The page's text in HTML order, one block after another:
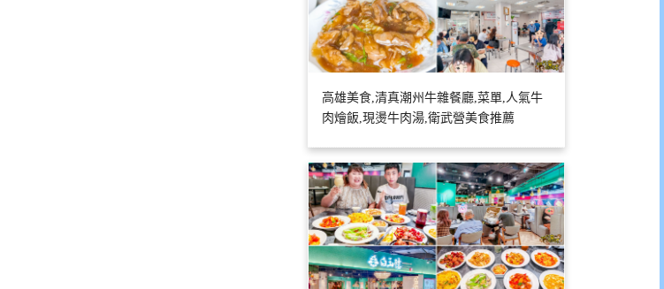
高雄美食,清真潮州牛雜餐廳,菜單,人氣牛
肉燴飯,現燙牛肉湯,衛武營美食推薦